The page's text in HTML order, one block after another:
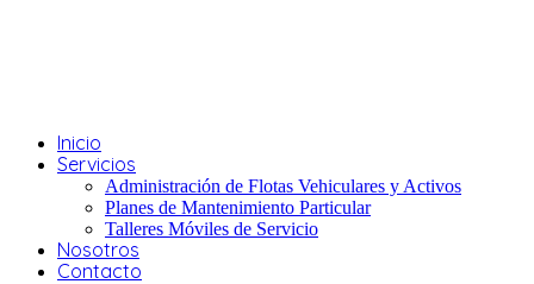
Inicio
Servicios
Administración de Flotas Vehiculares y Activos
Planes de Mantenimiento Particular
Talleres Móviles de Servicio
Nosotros
Contacto